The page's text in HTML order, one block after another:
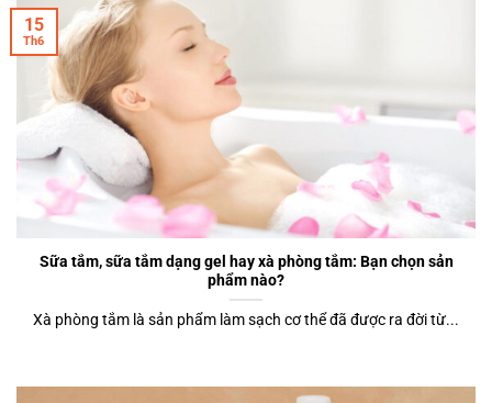
Sữa tắm, sữa tắm dạng gel hay xà phòng tắm: Bạn chọn sản
phẩm nào?
Xà phòng tắm là sản phẩm làm sạch cơ thể đã được ra đời từ...
15
Th6